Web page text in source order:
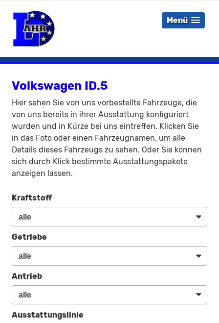
Menü
Volkswagen ID.5
Hier sehen Sie von uns vorbestellte Fahrzeuge, die
von uns bereits in ihrer Ausstattung konfiguriert
wurden und in Kürze bei uns eintreffen. Klicken Sie
in das Foto oder einen Fahrzeugnamen, um alle
Details dieses Fahrzeugs zu sehen. Oder Sie können
sich durch Klick bestimmte Ausstattungspakete
anzeigen lassen.
Kraftstoff
Getriebe
Antrieb
Ausstattungslinie